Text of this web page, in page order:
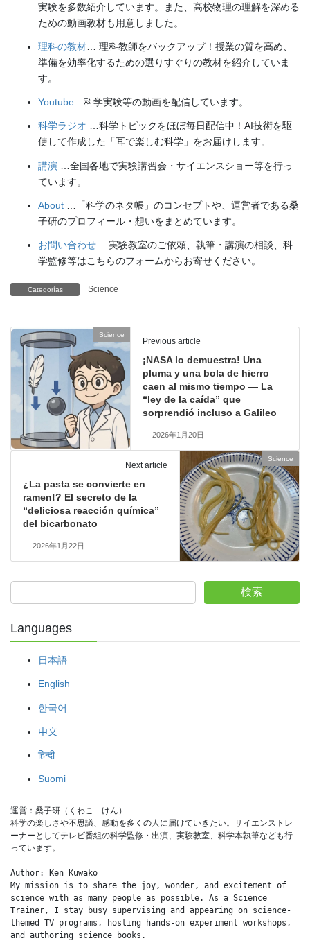
実験を多数紹介しています。また、高校物理の理解を深める
ための動画教材も用意しました。
理科の教材 … 理科教師をバックアップ！授業の質を高め、
準備を効率化するための選りすぐりの教材を紹介していま
す。
Youtube …科学実験等の動画を配信しています。
科学ラジオ …科学トピックをほぼ毎日配信中！AI技術を駆
使して作成した「耳で楽しむ科学」をお届けします。
講演 …全国各地で実験講習会・サイエンスショー等を行っ
ています。
About …「科学のネタ帳」のコンセプトや、運営者である桑
子研のプロフィール・想いをまとめています。
お問い合わせ …実験教室のご依頼、執筆・講演の相談、科
学監修等はこちらのフォームからお寄せください。
Categorías Science
Science
Previous article
¡NASA lo demuestra! Una
pluma y una bola de hierro
caen al mismo tiempo — La
“ley de la caída” que
sorprendió incluso a Galileo
2026年1月20日
Science
Next article
¿La pasta se convierte en
ramen!? El secreto de la
“deliciosa reacción química”
del bicarbonato
2026年1月22日
検索
Languages
日本語
English
한국어
中文
हिन्दी
Suomi
運営：桑子研（くわこ　けん）
科学の楽しさや不思議、感動を多くの人に届けていきたい。サイエンストレ
ーナーとしてテレビ番組の科学監修・出演、実験教室、科学本執筆なども行
っています。
Author: Ken Kuwako
My mission is to share the joy, wonder, and excitement of
science with as many people as possible. As a Science
Trainer, I stay busy supervising and appearing on science-
themed TV programs, hosting hands-on experiment workshops,
and authoring science books.